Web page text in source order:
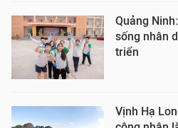
Quảng
sống nhân
triển
Vịnh Hạ